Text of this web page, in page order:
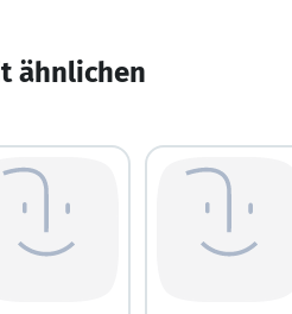
ähnlichen